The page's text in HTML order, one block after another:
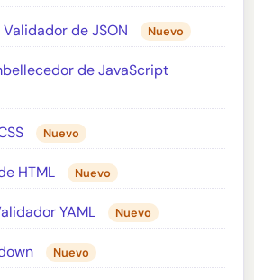
de JSON Nuevo
de JavaScript
Nuevo
HTML Nuevo
YAML Nuevo
Nuevo